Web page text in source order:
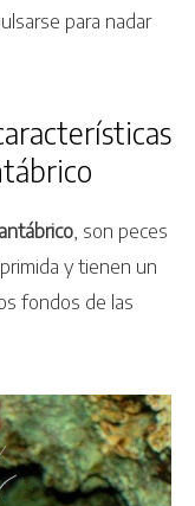
para nadar
, son peces
y tienen un
fondos de las